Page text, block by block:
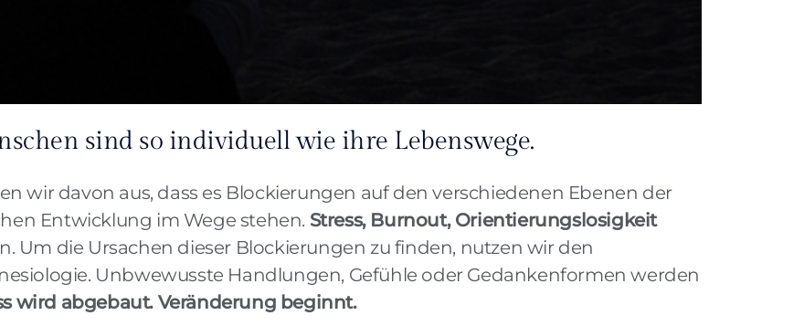
sind so individuell wie ihre Lebenswege.
wir davon aus, dass es Blockierungen auf den verschiedenen Ebenen der
Entwicklung im Wege stehen. Stress, Burnout, Orientierungslosigkeit
Um die Ursachen dieser Blockierungen zu finden, nutzen wir den
Unbwewusste Handlungen, Gefühle oder Gedankenformen werden
wird abgebaut. Veränderung beginnt.